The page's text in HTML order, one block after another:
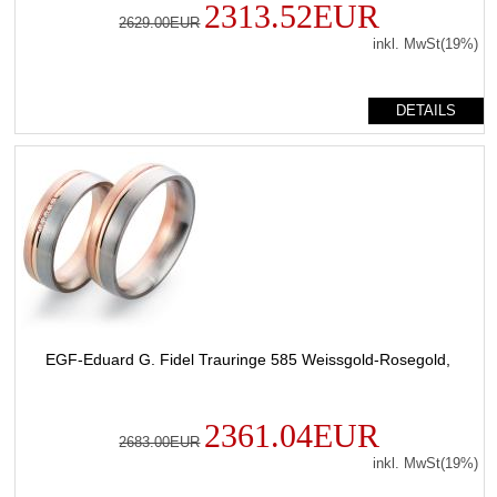
2629.00EUR 2313.52EUR
inkl. MwSt(19%)
DETAILS
EGF-Eduard G. Fidel Trauringe 585 Weissgold-Rosegold,
2683.00EUR 2361.04EUR
inkl. MwSt(19%)